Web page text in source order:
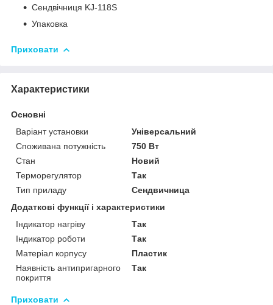
Сендвічниця KJ-118S
Упаковка
Приховати
Характеристики
Основні
Варіант установки
Універсальний
Споживана потужність
750 Вт
Стан
Новий
Терморегулятор
Так
Тип приладу
Сендвичница
Додаткові функції і характеристики
Індикатор нагріву
Так
Індикатор роботи
Так
Матеріал корпусу
Пластик
Наявність антипригарного
покриття
Так
Приховати